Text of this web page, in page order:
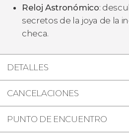
Reloj Astronómico:
secretos de la joya de la
checa.
DETALLES
CANCELACIONES
PUNTO DE ENCUENTRO